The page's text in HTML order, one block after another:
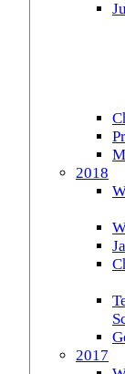
2018
2017